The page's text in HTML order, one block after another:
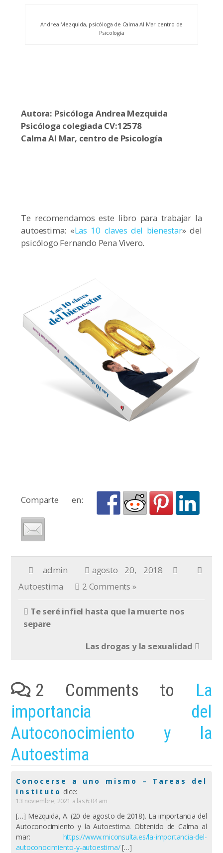
Andrea Mezquida, psicóloga de Calma Al Mar centro de
Psicología
Autora: Psicóloga Andrea Mezquida
Psicóloga colegiada CV:12578
Calma Al Mar, centro de Psicología
Te recomendamos este libro para trabajar la
autoestima: «Las 10 claves del bienestar» del
psicólogo Fernando Pena Vivero.
Comparte en:
admin
agosto 20, 2018
Autoestima
2 Comments »
Te seré infiel hasta que la muerte nos
separe
Las drogas y la sexualidad
2 Comments to La
importancia del
Autoconocimiento y la
Autoestima
Conocerse a uno mismo – Tareas del
instituto dice:
13 noviembre, 2021 a las 6:04 am
[…] Mezquida, A. (20 de agosto de 2018). La importancia del
Autoconocimiento y la Autoestima. Obtenido de Calma al
mar: https://www.miconsulta.es/la-importancia-del-
autoconocimiento-y-autoestima/[…]